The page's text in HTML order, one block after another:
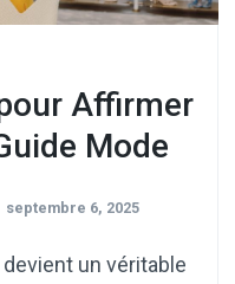
Affirmer
Mode
septembre 6, 2025
un véritable